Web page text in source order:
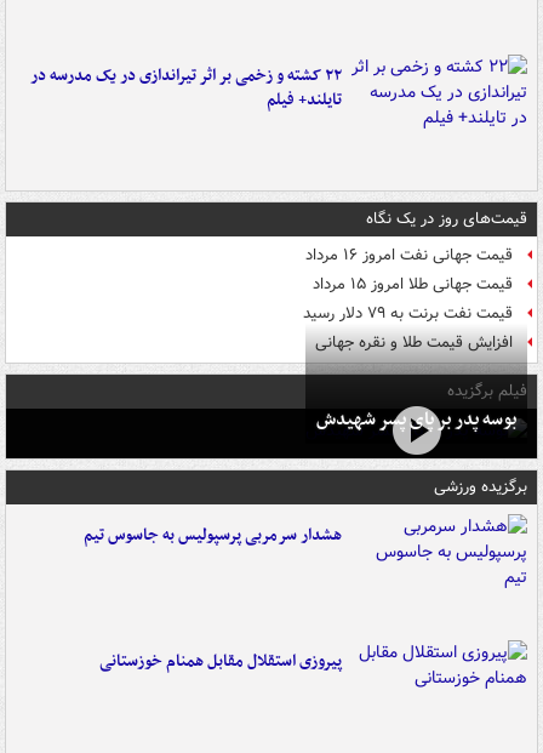
۲۲ کشته و زخمی بر اثر تیراندازی در یک مدرسه در
تایلند+ فیلم
قیمت‌های روز در یک نگاه
قیمت جهانی نفت امروز ۱۶ مرداد
قیمت جهانی طلا امروز ۱۵ مرداد
قیمت نفت برنت به ۷۹ دلار رسید
افزایش قیمت طلا و نقره جهانی
فیلم برگزیده
بوسه‌ پدر بر پای پسر شهیدش
برگزیده ورزشی
هشدار سرمربی پرسپولیس به جاسوس تیم
پیروزی استقلال مقابل همنام خوزستانی